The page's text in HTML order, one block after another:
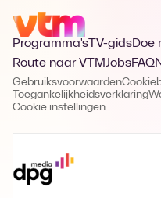
Programma's TV-gidsDoe
Route naar VTMJobsFAQ
Gebruiksvoorwaarden
Toegankelijkheidsverklaring
Cookie instellingen